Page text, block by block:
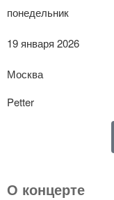
понедельник
19 января 2026
Москва
Petter
О концерте